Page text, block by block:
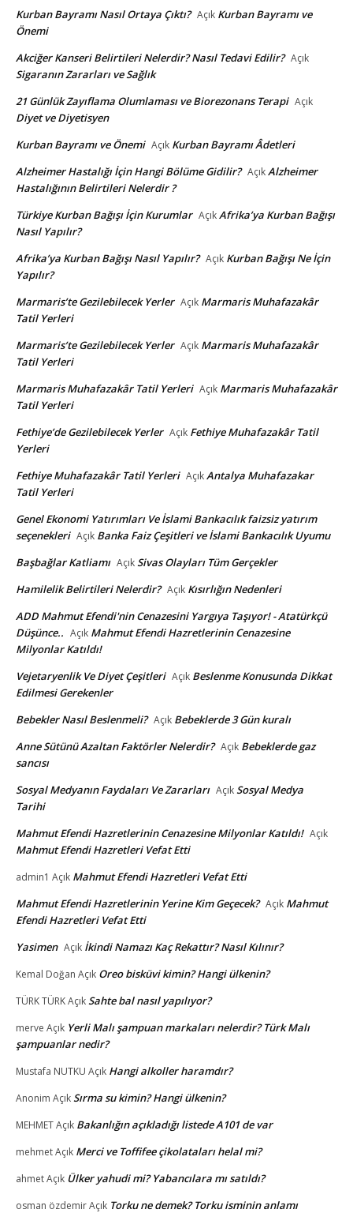
Kurban Bayramı Nasıl Ortaya Çıktı? Açık Kurban Bayramı ve
Önemi
Akciğer Kanseri Belirtileri Nelerdir? Nasıl Tedavi Edilir? Açık
Sigaranın Zararları ve Sağlık
21 Günlük Zayıflama Olumlaması ve Biorezonans Terapi Açık
Diyet ve Diyetisyen
Kurban Bayramı ve Önemi Açık Kurban Bayramı Âdetleri
Alzheimer Hastalığı İçin Hangi Bölüme Gidilir? AçıkAlzheimer
Hastalığının Belirtileri Nelerdir ?
Türkiye Kurban Bağışı İçin Kurumlar AçıkAfrika’ya Kurban Bağışı
Nasıl Yapılır?
Afrika’ya Kurban Bağışı Nasıl Yapılır? Açık Kurban Bağışı Ne İçin
Yapılır?
Marmaris’te Gezilebilecek Yerler Açık Marmaris Muhafazakâr
Tatil Yerleri
Marmaris’te Gezilebilecek Yerler Açık Marmaris Muhafazakâr
Tatil Yerleri
Marmaris Muhafazakâr Tatil Yerleri Açık Marmaris Muhafazakâr
Tatil Yerleri
Fethiye’de Gezilebilecek Yerler Açık Fethiye Muhafazakâr Tatil
Yerleri
Fethiye Muhafazakâr Tatil Yerleri AçıkAntalya Muhafazakar
Tatil Yerleri
Genel Ekonomi Yatırımları Ve İslami Bankacılık faizsiz yatırım
seçenekleri Açık Banka Faiz Çeşitleri ve İslami Bankacılık Uyumu
Başbağlar Katliamı AçıkSivas Olayları Tüm Gerçekler
Hamilelik Belirtileri Nelerdir? Açık Kısırlığın Nedenleri
ADD Mahmut Efendi'nin Cenazesini Yargıya Taşıyor! - Atatürkçü
Düşünce.. Açık Mahmut Efendi Hazretlerinin Cenazesine
Milyonlar Katıldı!
Vejetaryenlik Ve Diyet Çeşitleri Açık Beslenme Konusunda Dikkat
Edilmesi Gerekenler
Bebekler Nasıl Beslenmeli? Açık Bebeklerde 3 Gün kuralı
Anne Sütünü Azaltan Faktörler Nelerdir? Açık Bebeklerde gaz
sancısı
Sosyal Medyanın Faydaları Ve Zararları AçıkSosyal Medya
Tarihi
Mahmut Efendi Hazretlerinin Cenazesine Milyonlar Katıldı! Açık
Mahmut Efendi Hazretleri Vefat Etti
admin1 Açık Mahmut Efendi Hazretleri Vefat Etti
Mahmut Efendi Hazretlerinin Yerine Kim Geçecek? Açık Mahmut
Efendi Hazretleri Vefat Etti
Yasimen Açık İkindi Namazı Kaç Rekattır? Nasıl Kılınır?
Kemal Doğan Açık Oreo bisküvi kimin? Hangi ülkenin?
TÜRK TÜRKAçıkSahte bal nasıl yapılıyor?
merve Açık Yerli Malı şampuan markaları nelerdir? Türk Malı
şampuanlar nedir?
Mustafa NUTKU Açık Hangi alkoller haramdır?
Anonim AçıkSırma su kimin? Hangi ülkenin?
MEHMETAçık Bakanlığın açıkladığı listede A101 de var
mehmetAçık Merci ve Toffifee çikolataları helal mi?
ahmetAçık Ülker yahudi mi? Yabancılara mı satıldı?
osman özdemirAçık Torku ne demek? Torku isminin anlamı